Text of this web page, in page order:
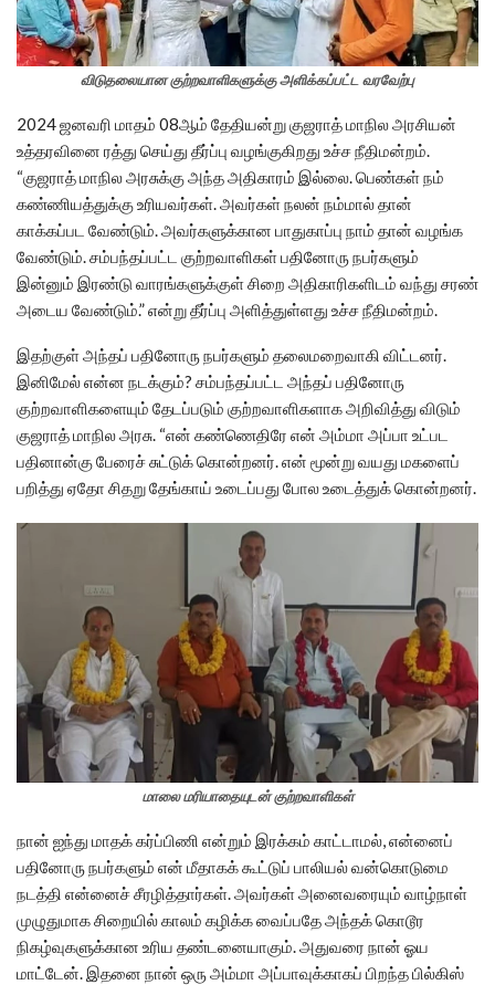
விடுதலையான குற்றவாளிகளுக்கு அளிக்கப்பட்ட வரவேற்பு
2024 ஜனவரி மாதம் 08ஆம் தேதியன்று குஜராத் மாநில அரசியன்
உத்தரவினை ரத்து செய்து தீர்ப்பு வழங்குகிறது உச்ச நீதிமன்றம்.
“குஜராத் மாநில அரசுக்கு அந்த அதிகாரம் இல்லை. பெண்கள் நம்
கண்ணியத்துக்கு உரியவர்கள். அவர்கள் நலன் நம்மால் தான்
காக்கப்பட வேண்டும். அவர்களுக்கான பாதுகாப்பு நாம் தான் வழங்க
வேண்டும். சம்பந்தப்பட்ட குற்றவாளிகள் பதினோரு நபர்களும்
இன்னும் இரண்டு வாரங்களுக்குள் சிறை அதிகாரிகளிடம் வந்து சரண்
அடைய வேண்டும்.” என்று தீர்ப்பு அளித்துள்ளது உச்ச நீதிமன்றம்.
இதற்குள் அந்தப் பதினோரு நபர்களும் தலைமறைவாகி விட்டனர்.
இனிமேல் என்ன நடக்கும்? சம்பந்தப்பட்ட அந்தப் பதினோரு
குற்றவாளிகளையும் தேடப்படும் குற்றவாளிகளாக அறிவித்து விடும்
குஜராத் மாநில அரசு. “என் கண்ணெதிரே என் அம்மா அப்பா உட்பட
பதினான்கு பேரைச் சுட்டுக் கொன்றனர். என் மூன்று வயது மகளைப்
பறித்து ஏதோ சிதறு தேங்காய் உடைப்பது போல உடைத்துக் கொன்றனர்.
மாலை மரியாதையுடன் குற்றவாளிகள்
நான் ஐந்து மாதக் கர்ப்பிணி என்றும் இரக்கம் காட்டாமல், என்னைப்
பதினோரு நபர்களும் என் மீதாகக் கூட்டுப் பாலியல் வன்கொடுமை
நடத்தி என்னைச் சீரழித்தார்கள். அவர்கள் அனைவரையும் வாழ்நாள்
முழுதுமாக சிறையில் காலம் கழிக்க வைப்பதே அந்தக் கொடூர
நிகழ்வுகளுக்கான உரிய தண்டனையாகும். அதுவரை நான் ஓய
மாட்டேன். இதனை நான் ஒரு அம்மா அப்பாவுக்காகப் பிறந்த பில்கிஸ்